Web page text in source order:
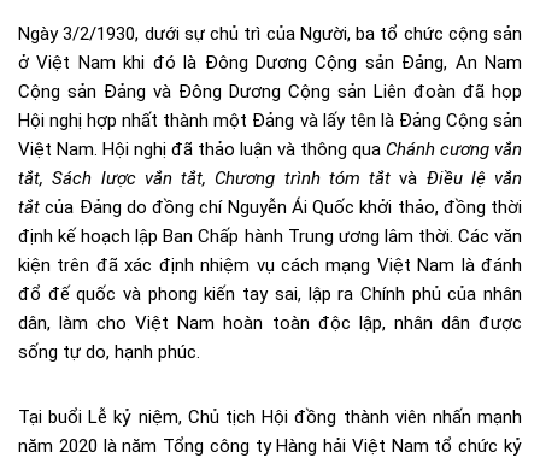
Ngày 3/2/1930, dưới sự chủ trì của Người, ba tổ chức cộng sản
ở Việt Nam khi đó là Đông Dương Cộng sản Đảng, An Nam
Cộng sản Đảng và Đông Dương Cộng sản Liên đoàn đã họp
Hội nghị hợp nhất thành một Đảng và lấy tên là Đảng Cộng sản
Việt Nam. Hội nghị đã thảo luận và thông qua Chánh cương vắn
tắt, Sách lược vắn tắt, Chương trình tóm tắtvà Điều lệ vắn
tắt của Đảng do đồng chí Nguyễn Ái Quốc khởi thảo, đồng thời
định kế hoạch lập Ban Chấp hành Trung ương lâm thời. Các văn
kiện trên đã xác định nhiệm vụ cách mạng Việt Nam là đánh
đổ đế quốc và phong kiến tay sai, lập ra Chính phủ của nhân
dân, làm cho Việt Nam hoàn toàn độc lập, nhân dân được
sống tự do, hạnh phúc.
Tại buổi Lễ kỷ niệm, Chủ tịch Hội đồng thành viên nhấn mạnh
năm 2020 là năm Tổng công ty Hàng hải Việt Nam tổ chức kỷ